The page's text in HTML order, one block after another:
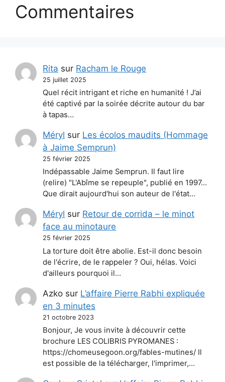
Commentaires
Rita sur Racham le Rouge
25 juillet 2025
Quel récit intrigant et riche en humanité ! J’ai
été captivé par la soirée décrite autour du bar
à tapas…
Méryl sur Les écolos maudits (Hommage
à Jaime Semprun)
25 février 2025
Indépassable Jaime Semprun. Il faut lire
(relire) "L'Abîme se repeuple", publié en 1997...
Que dirait aujourd'hui son auteur de l'état…
Méryl sur Retour de corrida – le minot
face au minotaure
25 février 2025
La torture doit être abolie. Est-il donc besoin
de l'écrire, de le rappeler ? Oui, hélas. Voici
d'ailleurs pourquoi il…
Azko sur L’affaire Pierre Rabhi expliquée
en 3 minutes
21 octobre 2023
Bonjour, Je vous invite à découvrir cette
brochure LES COLIBRIS PYROMANES :
https://chomeusegoon.org/fables-mutines/ Il
est possible de la télécharger, l'imprimer,…